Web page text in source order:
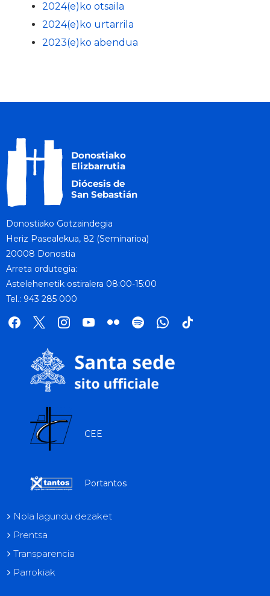
2024(e)ko otsaila
2024(e)ko urtarrila
2023(e)ko abendua
Donostiako Gotzaindegia
Heriz Pasealekua, 82 (Seminarioa)
20008 Donostia
Arreta ordutegia:
Astelehenetik ostiralera 08:00-15:00
Tel.: 943 285 000
facebook
x instagramyoutube
flickr spotifywhatsapp
tik
CEE
Portantos
Nola lagundu dezaket
Prentsa
Transparencia
Parrokiak